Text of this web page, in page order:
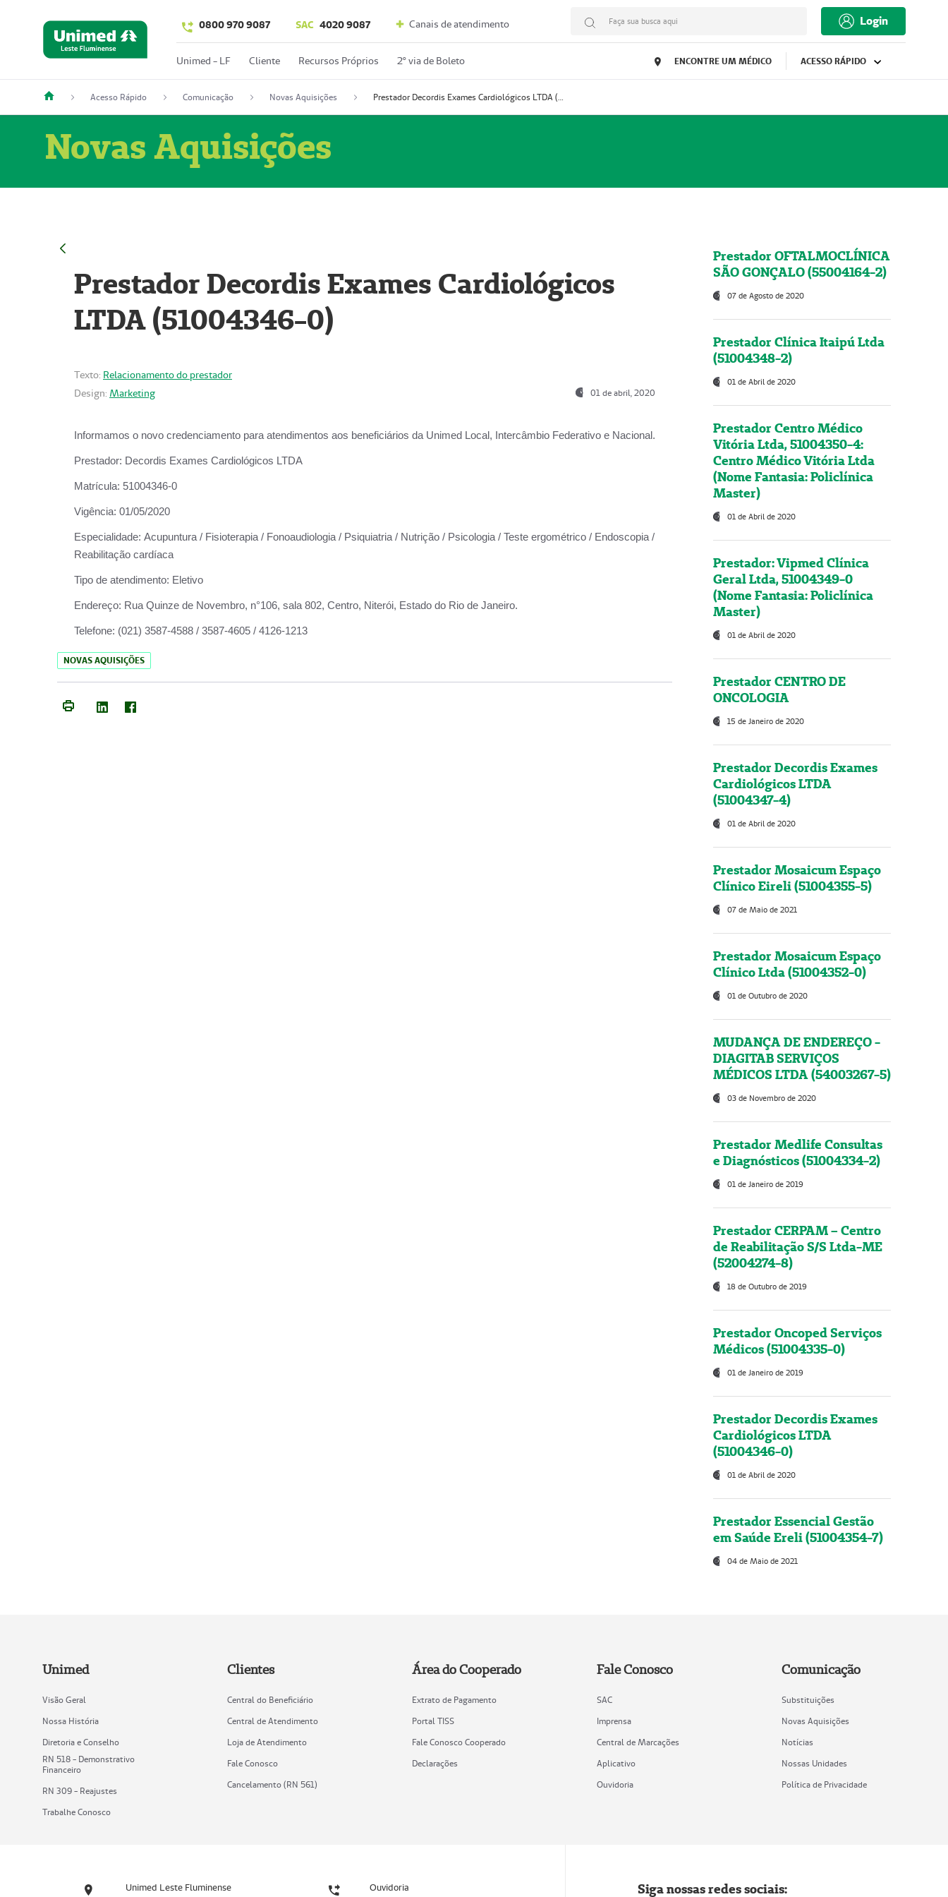
0800 970 9087 SAC 4020 9087 Canais de atendimento Faça sua busca aqui Login
Unimed - LF Cliente Recursos Próprios 2º via de Boleto ENCONTRE UM MÉDICO ACESSO RÁPIDO
Acesso Rápido Comunicação Novas Aquisições Prestador Decordis Exames Cardiológicos LTDA (51004346-0)
Novas Aquisições
Prestador Decordis Exames Cardiológicos
LTDA (51004346-0)
Texto: Relacionamento do prestador
Design: Marketing 01 de abril, 2020
Informamos o novo credenciamento para atendimentos aos beneficiários da Unimed Local, Intercâmbio Federativo e Nacional.
Prestador: Decordis Exames Cardiológicos LTDA
Matrícula: 51004346-0
Vigência: 01/05/2020
Especialidade: Acupuntura / Fisioterapia / Fonoaudiologia / Psiquiatria / Nutrição / Psicologia / Teste ergométrico / Endoscopia /
Reabilitação cardíaca
Tipo de atendimento: Eletivo
Endereço: Rua Quinze de Novembro, n°106, sala 802, Centro, Niterói, Estado do Rio de Janeiro.
Telefone: (021) 3587-4588 / 3587-4605 / 4126-1213
NOVAS AQUISIÇÕES
Prestador OFTALMOCLÍNICA
SÃO GONÇALO (55004164-2)
07 de Agosto de 2020
Prestador Clínica Itaipú Ltda
(51004348-2)
01 de Abril de 2020
Prestador Centro Médico
Vitória Ltda, 51004350-4:
Centro Médico Vitória Ltda
(Nome Fantasia: Policlínica
Master)
01 de Abril de 2020
Prestador: Vipmed Clínica
Geral Ltda, 51004349-0
(Nome Fantasia: Policlínica
Master)
01 de Abril de 2020
Prestador CENTRO DE
ONCOLOGIA
15 de Janeiro de 2020
Prestador Decordis Exames
Cardiológicos LTDA
(51004347-4)
01 de Abril de 2020
Prestador Mosaicum Espaço
Clínico Eireli (51004355-5)
07 de Maio de 2021
Prestador Mosaicum Espaço
Clínico Ltda (51004352-0)
01 de Outubro de 2020
MUDANÇA DE ENDEREÇO -
DIAGITAB SERVIÇOS
MÉDICOS LTDA (54003267-5)
03 de Novembro de 2020
Prestador Medlife Consultas
e Diagnósticos (51004334-2)
01 de Janeiro de 2019
Prestador CERPAM – Centro
de Reabilitação S/S Ltda-ME
(52004274-8)
18 de Outubro de 2019
Prestador Oncoped Serviços
Médicos (51004335-0)
01 de Janeiro de 2019
Prestador Decordis Exames
Cardiológicos LTDA
(51004346-0)
01 de Abril de 2020
Prestador Essencial Gestão
em Saúde Ereli (51004354-7)
04 de Maio de 2021
Unimed
Visão Geral
Nossa História
Diretoria e Conselho
RN 518 - Demonstrativo
Financeiro
RN 309 - Reajustes
Trabalhe Conosco
Clientes
Central do Beneficiário
Central de Atendimento
Loja de Atendimento
Fale Conosco
Cancelamento (RN 561)
Área do Cooperado
Extrato de Pagamento
Portal TISS
Fale Conosco Cooperado
Declarações
Fale Conosco
SAC
Imprensa
Central de Marcações
Aplicativo
Ouvidoria
Comunicação
Substituições
Novas Aquisições
Notícias
Nossas Unidades
Política de Privacidade
Unimed Leste Fluminense Ouvidoria Siga nossas redes sociais: